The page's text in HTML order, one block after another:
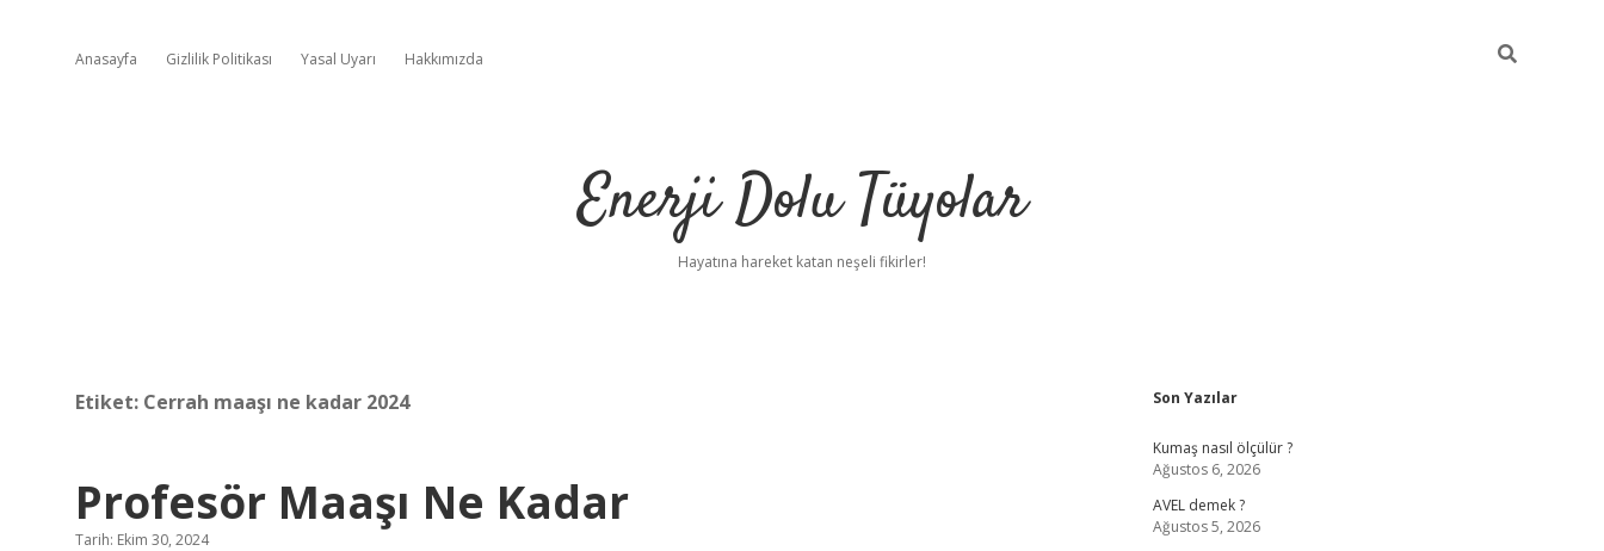
Anasayfa Gizlilik Politikası Yasal Uyarı Hakkımızda
Enerji Dolu Tüyolar
Hayatına hareket katan neşeli fikirler!
Etiket: Cerrah maaşı ne kadar 2024
Profesör Maaşı Ne Kadar
Tarih: Ekim 30, 2024
Sidebar
Son Yazılar
Kumaş nasıl ölçülür ?
Ağustos 6, 2026
AVEL demek ?
Ağustos 5, 2026